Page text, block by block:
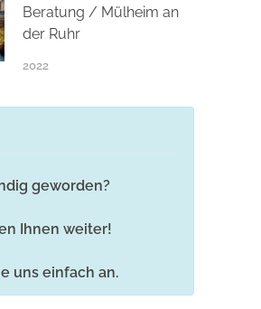
Beratung / Mülheim an
der Ruhr
2022
geworden?
Ihnen weiter!
uns einfach an.